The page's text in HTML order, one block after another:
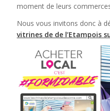
moment de leurs
Nous vous invitons donc à
vitrines de de l’Etampois